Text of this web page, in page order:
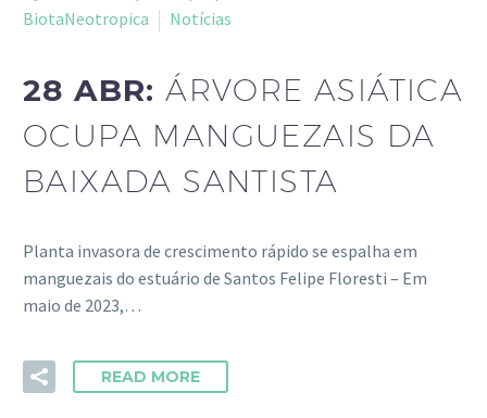
BiotaNeotropica
Notícias
28 ABR:ÁRVORE ASIÁTICA
OCUPA MANGUEZAIS DA
BAIXADA SANTISTA
Planta invasora de crescimento rápido se espalha em
manguezais do estuário de Santos Felipe Floresti – Em
maio de 2023,…
READ MORE